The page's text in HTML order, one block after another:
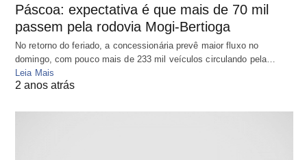
Páscoa: expectativa é que mais de 70 mil
passem pela rodovia Mogi-Bertioga
No retorno do feriado, a concessionária prevê maior fluxo no
domingo, com pouco mais de 233 mil veículos circulando pela…
Leia Mais
2 anos atrás